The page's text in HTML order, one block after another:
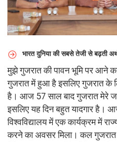
भारत दुनिया की सबसे तेजी से बढ़ती
मुझे गुजरात की पावन भूमि पर आने
गुजरात में हुआ है इसलिए गुजरात के
है। आज 57 साल बाद गुजरात मेरे
इसलिए यह दिन बहुत यादगार है।
विश्वविद्यालय में एक कार्यक्रम में
करने का अवसर मिला। कल गुजरात